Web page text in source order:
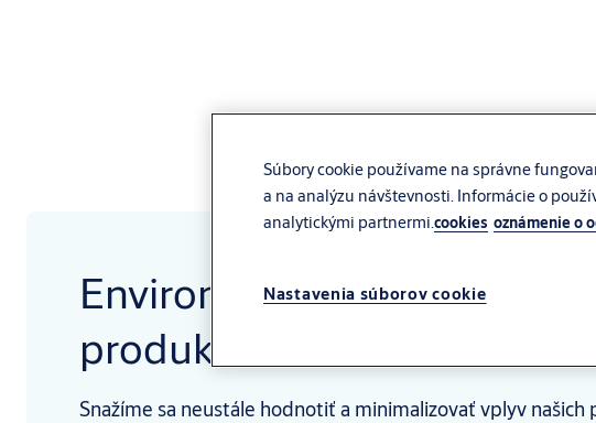
Environmentálne vyhlásenie
produkte
Snažíme sa neustále hodnotiť a minimalizovať vplyv našich
Súbory cookie používame na správne
a na analýzu návštevnosti. Informácie o
analytickými partnermi.cookies oznámenie o
Nastavenia súborov cookie